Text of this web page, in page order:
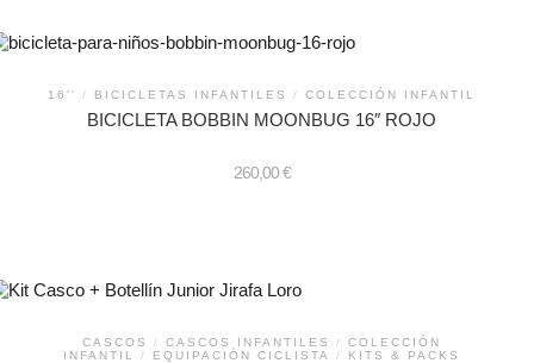
16'' / BICICLETAS INFANTILES / COLECCIÓN INFANTIL
BICICLETA BOBBIN MOONBUG 16″ ROJO
260,00€
CASCOS / CASCOS INFANTILES /
COLECCIÓN
INFANTIL
/ EQUIPACIÓN CICLISTA / KITS & PACKS